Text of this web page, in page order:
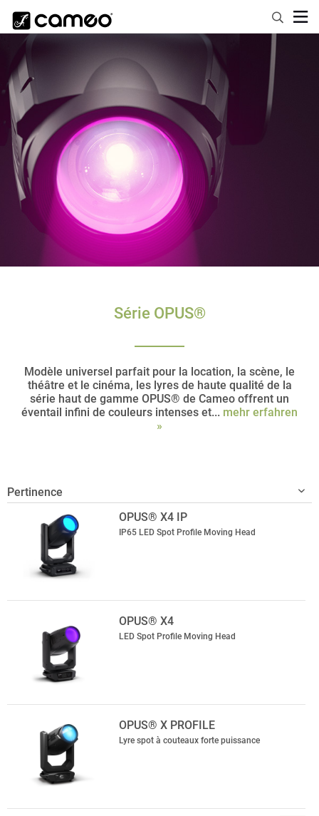
Série OPUS®
Modèle universel parfait pour la location, la scène, le
théâtre et le cinéma, les lyres de haute qualité de la
série haut de gamme OPUS® de Cameo offrent un
éventail infini de couleurs intenses et... mehr erfahren
»
OPUS® X4 IP
IP65 LED Spot Profile Moving Head
OPUS® X4
LED Spot Profile Moving Head
OPUS® X PROFILE
Lyre spot à couteaux forte puissance